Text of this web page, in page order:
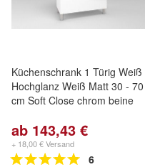
Küchenschrank 1 Türig Weiß
Hochglanz Weiß Matt 30 - 70
cm Soft Close chrom beine
ab 143,43 €
+ 18,00 € Versand
6